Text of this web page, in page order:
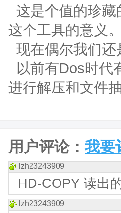
这是个值的珍
这个工具的意义。
现在偶尔我们
以前有Dos时代
进行解压和文件
用户评论： 我要
lzh23243909
HD-COPY 读出
lzh23243909